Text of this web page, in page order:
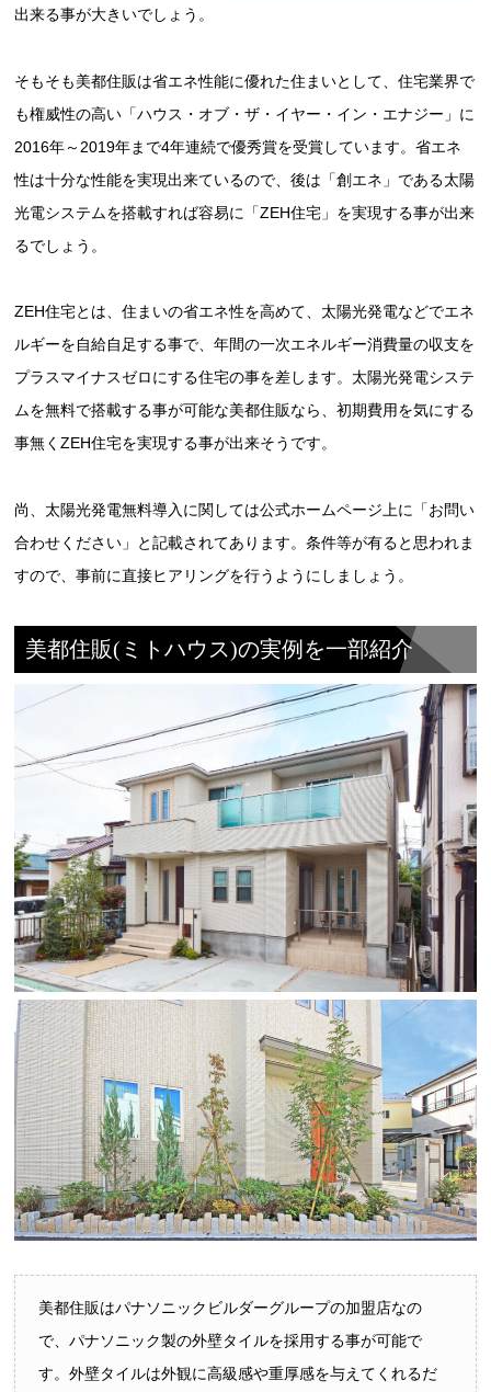
出来る事が大きいでしょう。
そもそも美都住販は省エネ性能に優れた住まいとして、住宅業界で
も権威性の高い「ハウス・オブ・ザ・イヤー・イン・エナジー」に
2016年～2019年まで4年連続で優秀賞を受賞しています。省エネ
性は十分な性能を実現出来ているので、後は「創エネ」である太陽
光電システムを搭載すれば容易に「ZEH住宅」を実現する事が出来
るでしょう。
ZEH住宅とは、住まいの省エネ性を高めて、太陽光発電などでエネ
ルギーを自給自足する事で、年間の一次エネルギー消費量の収支を
プラスマイナスゼロにする住宅の事を差します。太陽光発電システ
ムを無料で搭載する事が可能な美都住販なら、初期費用を気にする
事無くZEH住宅を実現する事が出来そうです。
尚、太陽光発電無料導入に関しては公式ホームページ上に「お問い
合わせください」と記載されてあります。条件等が有ると思われま
すので、事前に直接ヒアリングを行うようにしましょう。
美都住販(ミトハウス)の実例を一部紹介
美都住販はパナソニックビルダーグループの加盟店なの
で、パナソニック製の外壁タイルを採用する事が可能で
す。外壁タイルは外観に高級感や重厚感を与えてくれるだ